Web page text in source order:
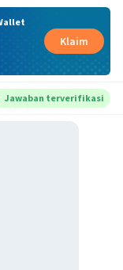
Klaim
Jawaban terverifikasi